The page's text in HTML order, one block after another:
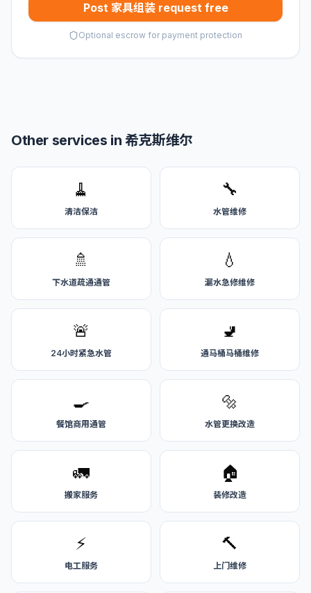
Post 家具组装 request free
Optional escrow for payment protection
Other services in 希克斯维尔
🧹
清洁保洁
🔧
水管维修
🚿
下水道疏通通管
💧
漏水急修维修
🚨
24小时紧急水管
🚽
通马桶马桶维修
🍳
餐馆商用通管
🔩
水管更换改造
🚛
搬家服务
🏠
装修改造
⚡
电工服务
🔨
上门维修